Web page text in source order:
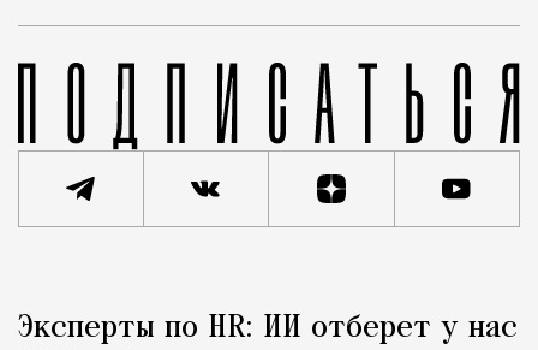
Город
Эксперты по HR: ИИ отберет у нас